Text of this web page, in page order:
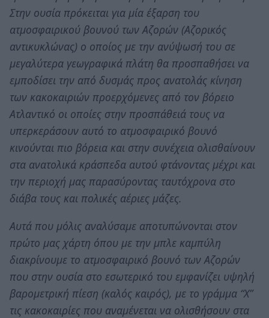
Στην ουσία πρόκειται για μία έξαρση του
ατμοσφαιρικού βουνού των Αζορών (Αζορικός
αντικυκλώνας) ο οποίος με την ανύψωσή του σε
μεγαλύτερα γεωγραφικά πλάτη θα προσπαθήσει να
εμποδίσει την από δυσμάς προς ανατολάς κίνηση
των κακοκαιριών προερχόμενες από τον βόρειο
Ατλαντικό οι οποίες στην προσπάθειά τους να
υπερκεράσουν αυτό το ατμοσφαιρικό βουνό
κινούνται πιο βόρεια και στην συνέχεια ολισθαίνουν
στα ανατολικά κράσπεδα αυτού φτάνοντας μέχρι και
την περιοχή μας παρασύροντας ταυτόχρονα στο
διάβα τους και πολικές αέριες μάζες.
Αυτά που μόλις αναλύσαμε αποτυπώνονται στον
πρώτο μας χάρτη όπου με την μπλε καμπύλη
διακρίνουμε το ατμοσφαιρικό βουνό των Αζορών
που στην ουσία στο εσωτερικό του εμφανίζει υψηλή
βαρομετρική πίεση (καλός καιρός), με το γράμμα “Χ”
τις κακοκαιρίες που αναμένεται να ολισθήσουν στα